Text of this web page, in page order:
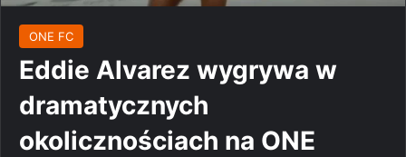
ONE FC
Eddie Alvarez wygrywa w
dramatycznych
okolicznościach na ONE